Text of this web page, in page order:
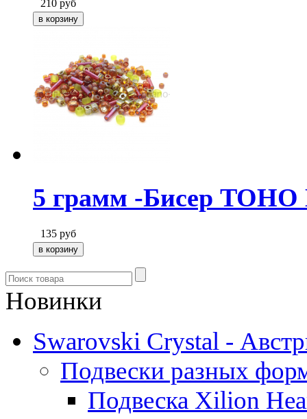
210 руб
5 грамм -Бисер
135 руб
Новинки
Swarovski Crystal -
Подвески разных
Подвеска Xilion